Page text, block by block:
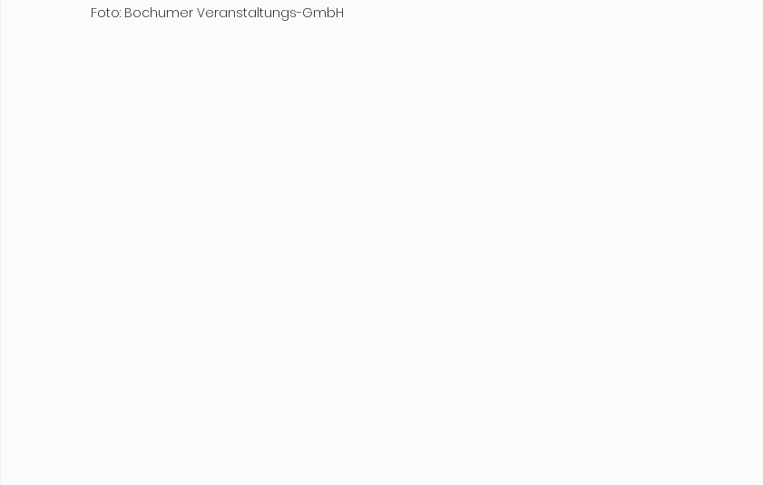
Foto: Bochumer Veranstaltungs-GmbH